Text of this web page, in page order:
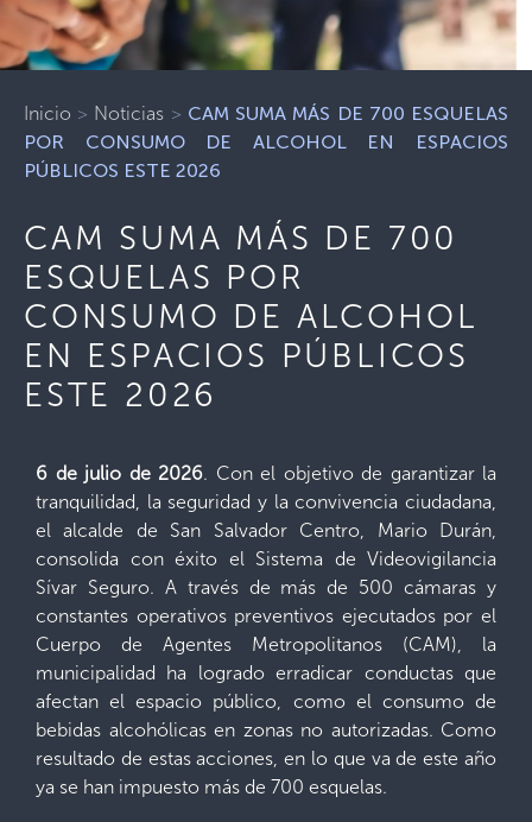
Inicio > Noticias > CAM SUMA MÁS DE 700 ESQUELAS
POR CONSUMO DE ALCOHOL EN ESPACIOS
PÚBLICOS ESTE 2026
CAM SUMA MÁS DE 700
ESQUELAS POR
CONSUMO DE ALCOHOL
EN ESPACIOS PÚBLICOS
ESTE 2026
6 de julio de 2026. Con el objetivo de garantizar la
tranquilidad, la seguridad y la convivencia ciudadana,
el alcalde de San Salvador Centro, Mario Durán,
consolida con éxito el Sistema de Videovigilancia
Sívar Seguro. A través de más de 500 cámaras y
constantes operativos preventivos ejecutados por el
Cuerpo de Agentes Metropolitanos (CAM), la
municipalidad ha logrado erradicar conductas que
afectan el espacio público, como el consumo de
bebidas alcohólicas en zonas no autorizadas. Como
resultado de estas acciones, en lo que va de este año
ya se han impuesto más de 700 esquelas.